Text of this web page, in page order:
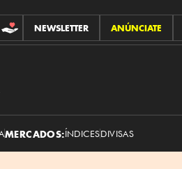
CONTRIBUCIONES
NEWSLETTER ANÚNCIATE
MERCADOS:ÍNDICESDIVISAS